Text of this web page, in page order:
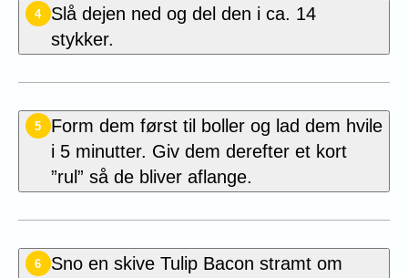
4
Slå dejen ned og del den i ca. 14
stykker.
5
Form dem først til boller og lad dem hvile
i 5 minutter. Giv dem derefter et kort
”rul” så de bliver aflange.
6 Sno en skive Tulip Bacon stramt om